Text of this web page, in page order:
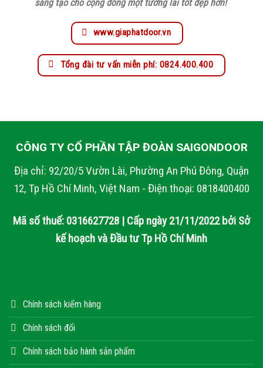
sáng tạo cho cộng đồng một tương lai tốt đẹp hơn!
www.giaphatdoor.vn
Tổng đài tư vấn miễn phí: 0824.400.400
CÔNG TY CỔ PHẦN TẬP ĐOÀN SAIGONDOOR
Địa chỉ: 92/20/5 Vườn Lài, Phường An Phú Đông, Quận
12, Tp Hồ Chí Minh, Việt Nam - Điện thoại: 0818400400
Mã số thuế: 0316627728 | Cấp ngày 21/11/2022 bởi Sở
kế hoạch và Đầu tư Tp Hồ Chí Minh
Chính sách kiểm hàng
Chính sách đổi
Chính sách bảo hành sản phẩm